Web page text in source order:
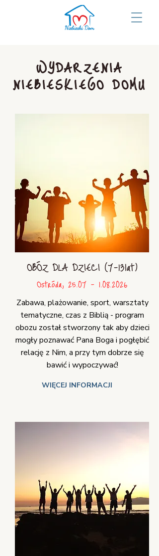
WYDARZENIA
NIEBIESKIEGO DOMU
OBÓZ DLA DZIECI (7-13lat)
Ostróda, 25.07 - 1.08.2026
Zabawa, plażowanie, sport, warsztaty
tematyczne, czas z Biblią - program
obozu został stworzony tak aby dzieci
mogły poznawać Pana Boga i pogłębić
relację z Nim, a przy tym dobrze się
bawić i wypoczywać!
WIĘCEJ INFORMACJI